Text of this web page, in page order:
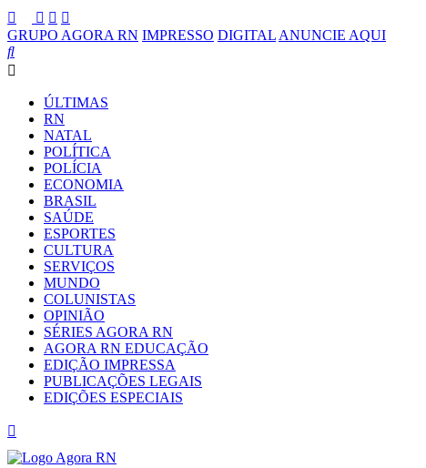
GRUPO AGORA RN IMPRESSO DIGITAL ANUNCIE AQUI
ÚLTIMAS
RN
NATAL
POLÍTICA
POLÍCIA
ECONOMIA
BRASIL
SAÚDE
ESPORTES
CULTURA
SERVIÇOS
MUNDO
COLUNISTAS
OPINIÃO
SÉRIES AGORA RN
AGORA RN EDUCAÇÃO
EDIÇÃO IMPRESSA
PUBLICAÇÕES LEGAIS
EDIÇÕES ESPECIAIS